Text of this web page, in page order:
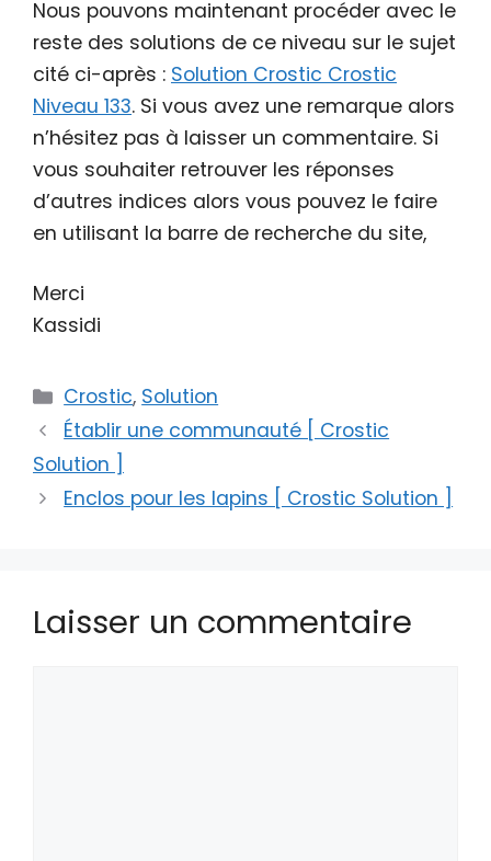
Nous pouvons maintenant procéder avec le
reste des solutions de ce niveau sur le sujet
cité ci-après : Solution Crostic Crostic
Niveau 133. Si vous avez une remarque alors
n’hésitez pas à laisser un commentaire. Si
vous souhaiter retrouver les réponses
d’autres indices alors vous pouvez le faire
en utilisant la barre de recherche du site,
Merci
Kassidi
Catégories
Crostic, Solution
Établir une communauté [ Crostic
Solution ]
Enclos pour les lapins [ Crostic Solution ]
Laisser un commentaire